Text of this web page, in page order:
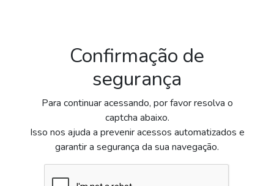
Confirmação de
segurança
Para continuar acessando, por favor resolva o
captcha abaixo.
Isso nos ajuda a prevenir acessos automatizados e
garantir a segurança da sua navegação.